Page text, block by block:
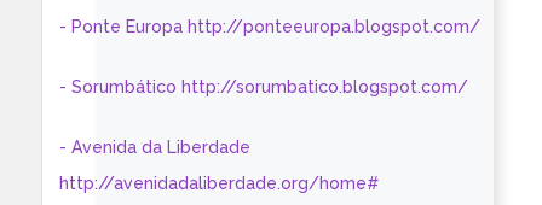
- Ponte Europa http://ponteeuropa.blogspot.com/
- Sorumbático http://sorumbatico.blogspot.com/
- Avenida da Liberdade
http://avenidadaliberdade.org/home#